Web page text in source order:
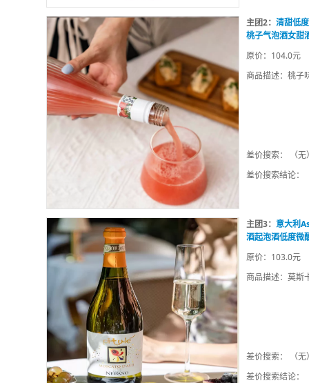
主团2： 清甜低
桃子气泡酒女甜
原价：104.0元
商品描述：桃子
差价搜索： （无
差价搜索结论：
主团3： 意大利
酒起泡酒低度微
原价：103.0元
商品描述：莫斯
差价搜索： （无
差价搜索结论：